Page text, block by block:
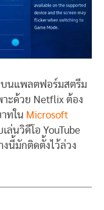
บนแพลตฟอร์มสตรีม
ะด้วย Netflix ต้อง
ทใน Microsoft
ล่นวิดีโอ YouTube
งนี้มักติดตั้งไว้ล่วง